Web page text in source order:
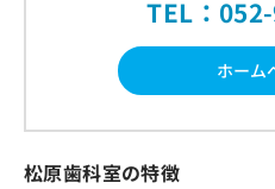
TEL：
ホーム
松原歯科室の特徴